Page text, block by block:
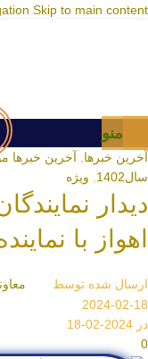
Skip to main content
منو
آخرین خبرها آخرین خبرها
سال1402
ویژه
دیدار
اهواز با
ارسال شده توسط
2024-02-18
در 2024-02-18
0